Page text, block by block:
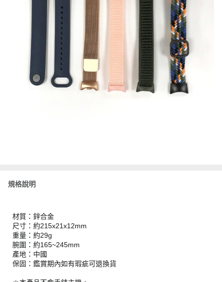
規格說明
材質：鋅合金
尺寸：約215x21x12mm
重量：約29g
腕圍：約165~245mm
產地：中國
保固：鑑賞期內如有瑕疵可退換貨